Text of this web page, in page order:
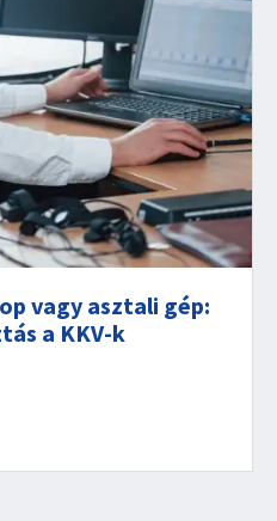
vagy asztali gép:
a KKV-k